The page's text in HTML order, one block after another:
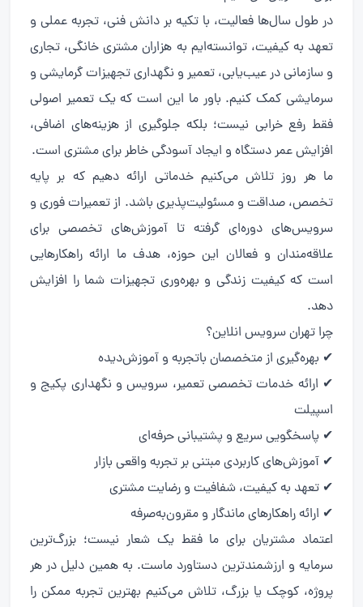
در طول سال‌ها فعالیت، با تکیه بر دانش فنی، تجربه عملی و
تعهد به کیفیت، توانسته‌ایم به هزاران مشتری خانگی، تجاری
و سازمانی در عیب‌یابی، تعمیر و نگهداری تجهیزات گرمایشی و
سرمایشی کمک کنیم. باور ما این است که یک تعمیر اصولی
فقط رفع خرابی نیست؛ بلکه جلوگیری از هزینه‌های اضافی،
افزایش عمر دستگاه و ایجاد آسودگی خاطر برای مشتری است.
ما هر روز تلاش می‌کنیم خدماتی ارائه دهیم که بر پایه
تخصص، صداقت و مسئولیت‌پذیری باشد. از تعمیرات فوری و
سرویس‌های دوره‌ای گرفته تا آموزش‌های تخصصی برای
علاقه‌مندان و فعالان این حوزه، هدف ما ارائه راهکارهایی
است که کیفیت زندگی و بهره‌وری تجهیزات شما را افزایش
دهد.
چرا تهران سرویس انلاین؟
✔ بهره‌گیری از متخصصان باتجربه و آموزش‌دیده
✔ ارائه خدمات تخصصی تعمیر، سرویس و نگهداری پکیج و
اسپیلت
✔ پاسخگویی سریع و پشتیبانی حرفه‌ای
✔ آموزش‌های کاربردی مبتنی بر تجربه واقعی بازار
✔ تعهد به کیفیت، شفافیت و رضایت مشتری
✔ ارائه راهکارهای ماندگار و مقرون‌به‌صرفه
اعتماد مشتریان برای ما فقط یک شعار نیست؛ بزرگ‌ترین
سرمایه و ارزشمندترین دستاورد ماست. به همین دلیل در هر
پروژه، کوچک یا بزرگ، تلاش می‌کنیم بهترین تجربه ممکن را